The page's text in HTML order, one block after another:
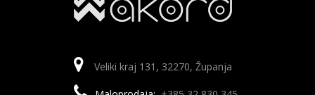
Veliki kraj 131, 32270, Županja